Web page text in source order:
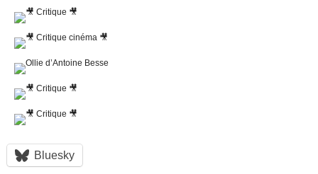
Bluesky